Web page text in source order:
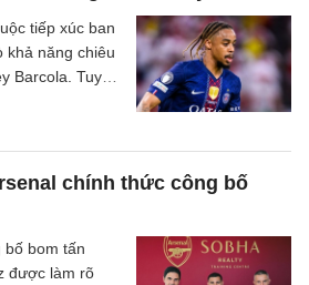
tiếp xúc ban
khả năng chiêu
Barcola. Tuy
đối với
chính thức công bố
bố bom tấn
được làm rõ